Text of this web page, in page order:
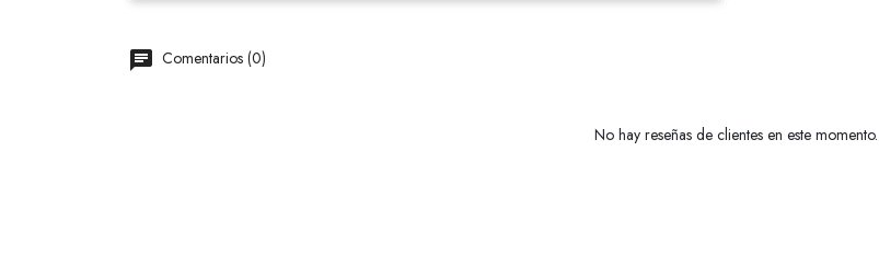
Comentarios (0)
No hay reseñas de clientes en este momento.